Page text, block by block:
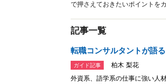
で押さえておきたいポイントを
記事一覧
転職コンサルタントが語
ガイド記事
柏木 梨花
外資系、語学系の仕事に強い人